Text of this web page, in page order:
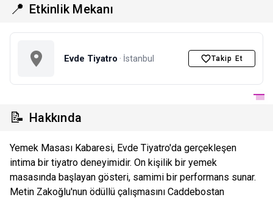
📍 Etkinlik Mekanı
Evde Tiyatro · İstanbul Takip Et
📝 Hakkında
Yemek Masası Kabaresi, Evde Tiyatro'da gerçekleşen
intima bir tiyatro deneyimidir. On kişilik bir yemek
masasında başlayan gösteri, samimi bir performans sunar.
Metin Zakoğlu'nun ödüllü çalışmasını Caddebostan